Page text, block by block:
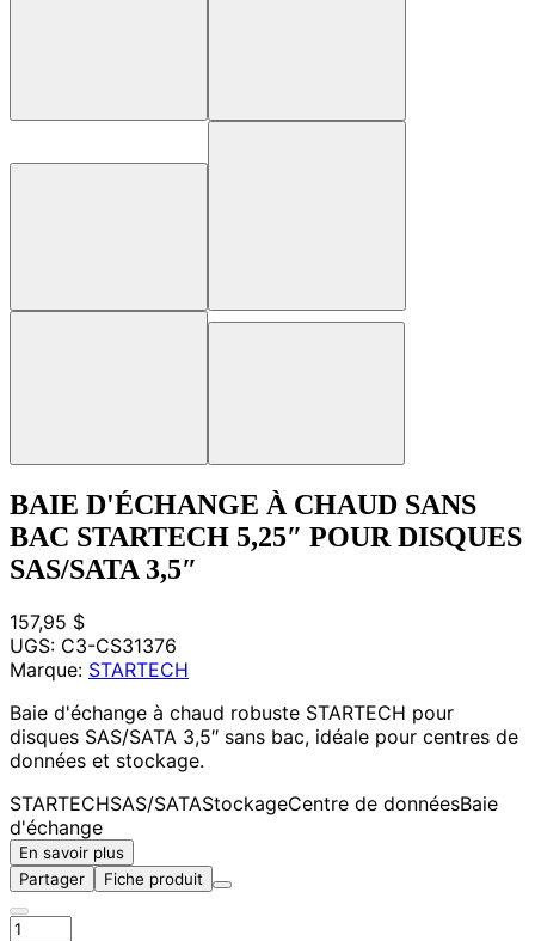
BAIE D'ÉCHANGE À CHAUD SANS
BAC STARTECH 5,25″ POUR DISQUES
SAS/SATA 3,5″
157,95 $
UGS: C3-CS31376
Marque: STARTECH
Baie d'échange à chaud robuste STARTECH pour
disques SAS/SATA 3,5″ sans bac, idéale pour centres de
données et stockage.
STARTECHSAS/SATAStockageCentre de donnéesBaie
d'échange
En savoir plus
Partager
Fiche produit